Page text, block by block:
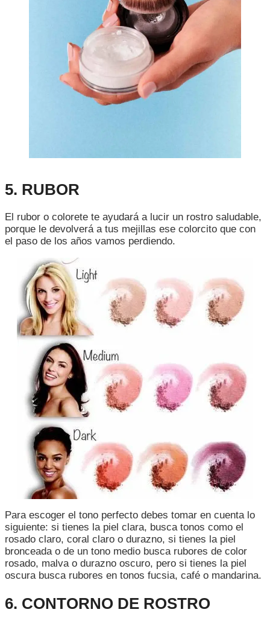
5. RUBOR
El rubor o colorete te ayudará a lucir un rostro saludable,
porque le devolverá a tus mejillas ese colorcito que con
el paso de los años vamos perdiendo.
Para escoger el tono perfecto debes tomar en cuenta lo
siguiente: si tienes la piel clara, busca tonos como el
rosado claro, coral claro o durazno, si tienes la piel
bronceada o de un tono medio busca rubores de color
rosado, malva o durazno oscuro, pero si tienes la piel
oscura busca rubores en tonos fucsia, café o mandarina.
6. CONTORNO DE ROSTRO